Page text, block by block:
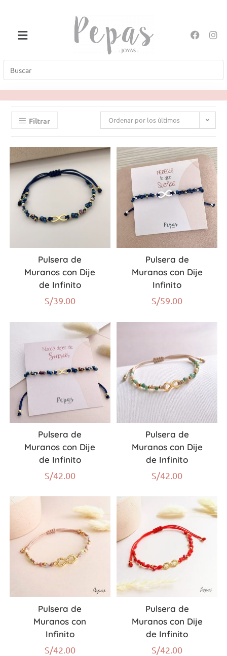
Filtrar Ordenar por los últimos
Pulsera de
Muranos con Dije
de Infinito
S/39.00
Pulsera de
Muranos con Dije
Infinito
S/59.00
Pulsera de
Muranos con Dije
de Infinito
S/42.00
Pulsera de
Muranos con Dije
de Infinito
S/42.00
Pulsera de
Muranos con
Infinito
S/42.00
Pulsera de
Muranos con Dije
de Infinito
S/42.00